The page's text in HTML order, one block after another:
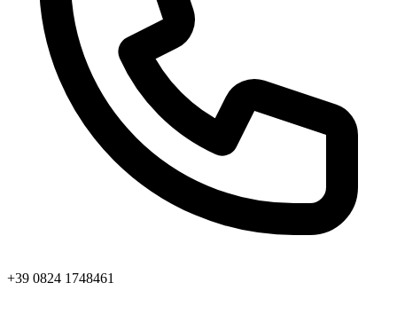
+39 0824 1748461